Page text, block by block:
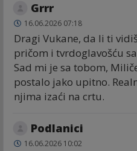
Grrr
16.06.2026 07:18
Dragi Vukane, da li ti
pričom i tvrdoglavošću
Sad mi je sa tobom,
postalo jako upitno.
njima izaći na crtu.
Podlanici
16.06.2026 10:02